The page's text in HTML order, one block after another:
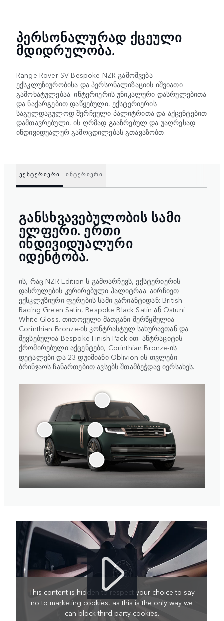
ᲞᲔᲠᲡᲝᲜᲐᲚᲣᲠᲐᲓ ᲥᲪᲔᲣᲚᲘ
ᲛᲓᲘᲓᲠᲣᲚᲝᲑᲐ.
Range Rover SV Bespoke NZR გამოშვება
ექსკლუზიურობისა და პერსონალიზაციის იშვიათი
გამოხატულებაა. ინტერიერის უნიკალური დასრულებითა
და ნაქარგებით დაწყებული, ექსტერიერის
საგულდაგულოდ შერჩეული პალიტრითა და აქცენტებით
დამთავრებული, ის ღრმად გააზრებულ და უაღრესად
ინდივიდუალურ გამოცდილებას გთავაზობთ.
ᲔᲥᲡᲢᲔᲠᲘᲔᲠᲘ ᲘᲜᲢᲔᲠᲘᲔᲠᲘ
ᲒᲐᲜᲡᲮᲕᲐᲕᲔᲑᲣᲚᲝᲑᲘᲡ ᲡᲐᲛᲘ
ᲔᲚᲤᲔᲠᲘ. ᲔᲠᲗᲘ
ᲘᲜᲓᲘᲕᲘᲓᲣᲐᲚᲣᲠᲘ
ᲘᲓᲔᲜᲢᲝᲑᲐ.
ის, რაც NZR Edition-ს გამოარჩევს, ექსტერიერის
დასრულების კურირებული პალიტრაა. აირჩიეთ
ექსკლუზიური ფერების სამი ვარიანტიდან: British
Racing Green Satin, Bespoke Black Satin ან Ostuni
White Gloss. თითოეული მათგანი შერწყმულია
Corinthian Bronze-ის კონტრასტულ სახურავთან და
შევსებულია Bespoke Finish Pack-ით. ანტრაციტის
ქრომირებული აქცენტები, Corinthian Bronze-ის
დეტალები და 23-დუიმიანი Oblivion-ის თვლები
ბრინჯაოს ჩანართებით ავსებს შთამბეჭდავ იერსახეს.
This content is hidden to respect your choice to say
no to marketing cookies, as this is the only way we
can block third party cookies.